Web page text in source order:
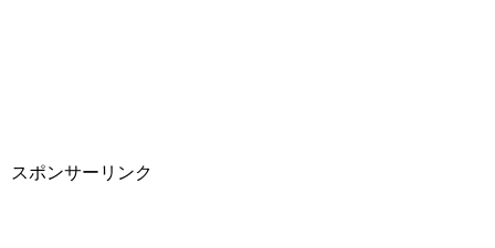
スポンサーリンク